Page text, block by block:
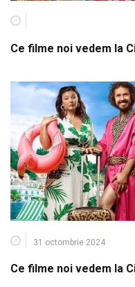
Ce filme noi vedem la
31 octombrie 2024
Ce filme noi vedem la